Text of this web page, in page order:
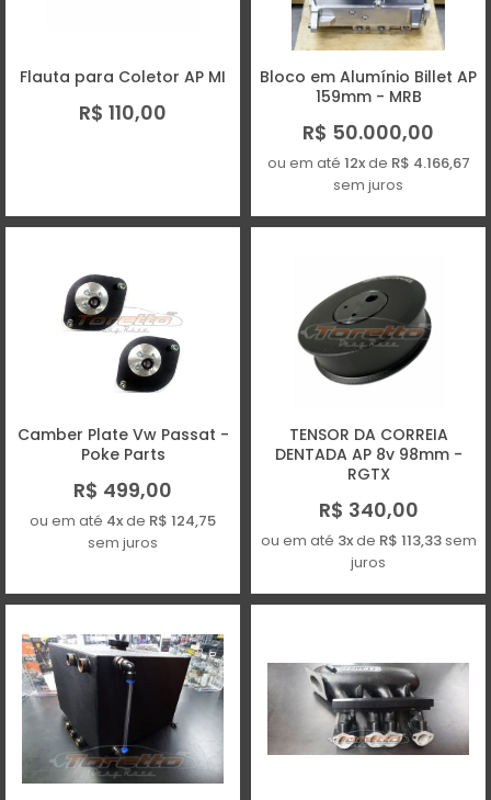
Flauta para Coletor AP MI
R$ 110,00
Bloco em Alumínio Billet AP
159mm - MRB
R$ 50.000,00
ou em até 12xde R$ 4.166,67
sem juros
Camber Plate Vw Passat -
Poke Parts
R$ 499,00
ou em até 4xde R$ 124,75
sem juros
TENSOR DA CORREIA
DENTADA AP 8v 98mm -
RGTX
R$ 340,00
ou em até 3xde R$ 113,33sem
juros